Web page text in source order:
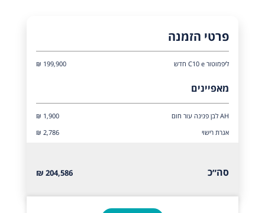
פרטי הזמנה
ליפמוטור C10 e חדש 199,900 ₪
מאפיינים
AH לבן פנינה עור חום
₪ 1,900
אגרת רישוי
₪ 2,786
סה״כ 204,586 ₪